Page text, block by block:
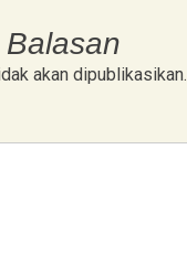
akan dipublikasikan.